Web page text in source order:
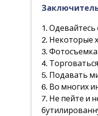
1.
2. Некоторые
3. Фотосъемка
4.
5. Подавать
6. Во многих
7. Не пейте и